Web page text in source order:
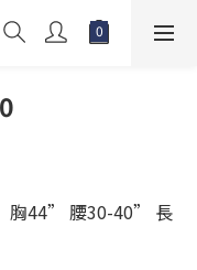
44” 腰30-40” 長